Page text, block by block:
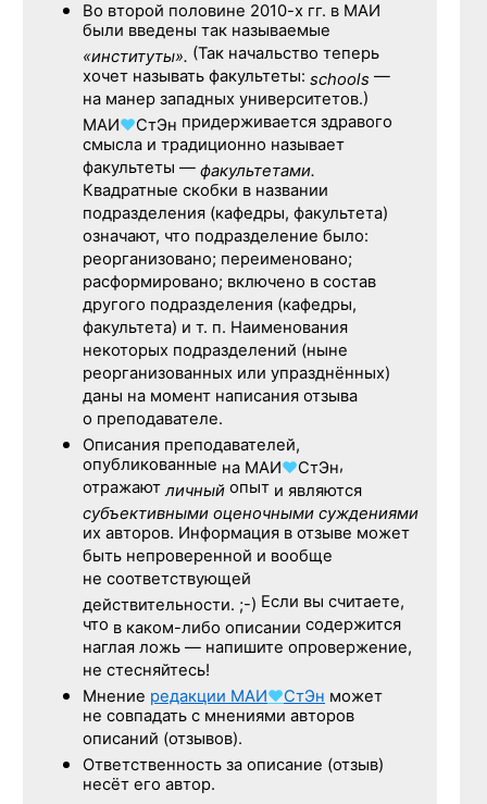
Во второй половине 2010-х гг. в МАИ
были введены так называемые
«институты». (Так начальство теперь
хочет называть факультеты: schools —
на манер западных университетов.)
МАИ♥СтЭн придерживается здравого
смысла и традиционно называет
факультеты — факультетами.
Квадратные скобки в названии
подразделения (кафедры, факультета)
означают, что подразделение было:
реорганизовано; переименовано;
расформировано; включено в состав
другого подразделения (кафедры,
факультета) и т. п. Наименования
некоторых подразделений (ныне
реорганизованных или упразднённых)
даны на момент написания отзыва
о преподавателе.
Описания преподавателей,
опубликованные на МАИ♥СтЭн,
отражаютличный опыт и являются
субъективными оценочными суждениями
их авторов. Информация в отзыве может
быть непроверенной и вообще
не соответствующей
действительности. ;-) Если вы считаете,
что в каком-либо описании содержится
наглая ложь — напишите опровержение,
не стесняйтесь!
Мнение редакции МАИ♥СтЭн может
не совпадать с мнениями авторов
описаний (отзывов).
Ответственность за описание (отзыв)
несёт его автор.